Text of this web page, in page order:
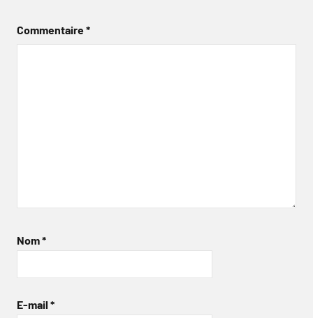
Commentaire*
Nom*
E-mail *